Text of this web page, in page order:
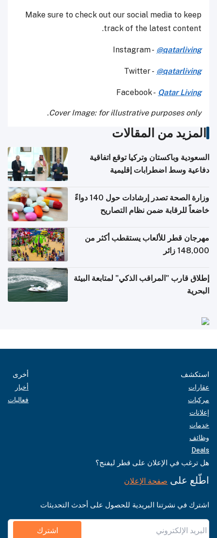
Make sure to check out our social media to keep
track of the latest content.
Instagram - @qatarliving
Twitter - @qatarliving
Facebook - Qatar Living
Cover Image: for illustrative purposes only.
المزيد من المقالات
السعودية وباكستان وتركيا توقع اتفاقية
دفاعية وسط اضطرابات إقليمية
وزارة الصحة تصدر إرشادات حول 140 دواءً
خاضعاً للرقابة ضمن نظام التصاريح
مهرجان قطر للألعاب يستقطب أكثر من
148,000 زائر
إطلاق قارب "المراقب الذكي" لمتابعة البيئة
البحرية
استكشف
عقارات
مركبات
إعلانات
خدمات
وظائف
Deals
أخرى
أخبار
فعاليات
هل ترغب في الإعلان على قطر ليفنج؟
اطّلع على صفحة الإعلان
اشترك في نشرتنا البريدية للحصول على أحدث التحديثات
اشترك